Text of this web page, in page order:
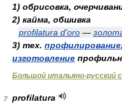
1) обрисовка,
2) кайма, обшивка
profilatura d'oro —
3) тех. профилирование
изготовление
Большой итальяно-русский
7
profilatura